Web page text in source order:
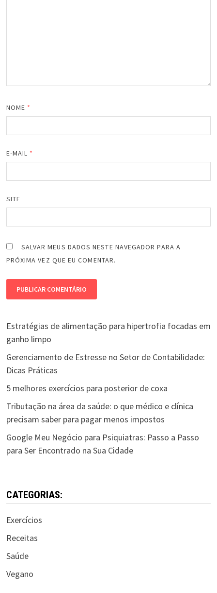
NOME *
E-MAIL *
SITE
SALVAR MEUS DADOS NESTE NAVEGADOR PARA A
PRÓXIMA VEZ QUE EU COMENTAR.
Estratégias de alimentação para hipertrofia focadas em
ganho limpo
Gerenciamento de Estresse no Setor de Contabilidade:
Dicas Práticas
5 melhores exercícios para posterior de coxa
Tributação na área da saúde: o que médico e clínica
precisam saber para pagar menos impostos
Google Meu Negócio para Psiquiatras: Passo a Passo
para Ser Encontrado na Sua Cidade
CATEGORIAS:
Exercícios
Receitas
Saúde
Vegano